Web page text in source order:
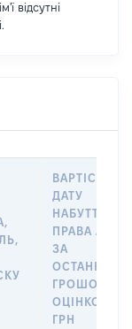
відсутні
ВАРТІСТЬ НА
ДАТУ
НАБУТТЯ
ПРАВА АБО
ЗА
ГРОШОВОЮ
ОЦІНКОЮ,
ГРН